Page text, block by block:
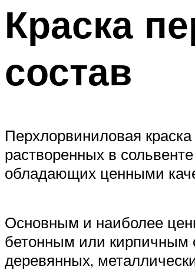
Краска
состав
Перхлорвиниловая
растворенных в
обладающих ценными
Основным и наиболее
бетонным или кирпичным
деревянных,